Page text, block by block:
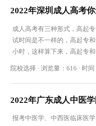
2022年深圳成人高考
成人高考有三种形式，高起
试时间是不一样的，高起专
小时，这样算下来，高起专和
院校选择 · 浏览量：616 · 时
2022年广东成人中医
报考中医学、中西医临床医